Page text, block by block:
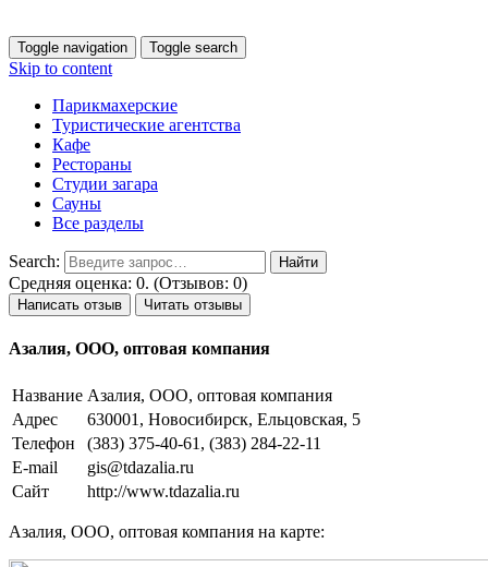
Toggle navigation Toggle search
Skip to content
Парикмахерские
Туристические агентства
Кафе
Рестораны
Студии загара
Сауны
Все разделы
Search:
Средняя оценка: 0. (Отзывов: 0)
Написать отзыв Читать отзывы
Азалия, ООО, оптовая компания
Название Азалия, ООО, оптовая компания
Адрес
630001, Новосибирск, Ельцовская, 5
Телефон
(383) 375-40-61, (383) 284-22-11
E-mail
gis@tdazalia.ru
Сайт
http://www.tdazalia.ru
Азалия, ООО, оптовая компания на карте: